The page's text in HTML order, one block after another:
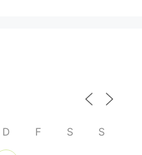
D F S S